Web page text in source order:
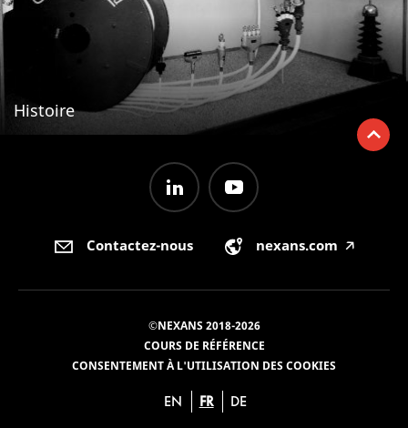
Histoire
Contactez-nous nexans.com 🡥
©NEXANS 2018-2026
COURS DE RÉFÉRENCE
CONSENTEMENT À L'UTILISATION DES COOKIES
EN FR DE